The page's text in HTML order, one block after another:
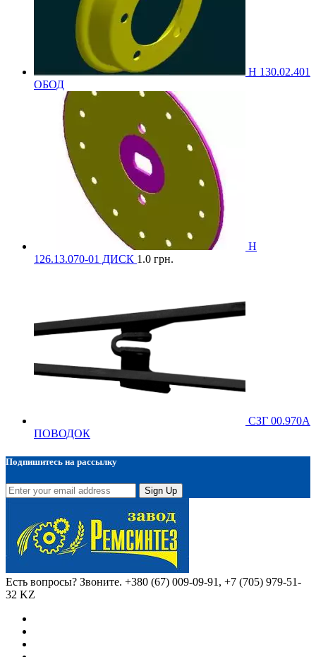
Н 130.02.401
ОБОД
Н
126.13.070-01 ДИСК 1.0 грн.
СЗГ 00.970А
ПОВОДОК
Подпишитесь на рассылку
Sign Up
Есть вопросы? Звоните. +380 (67) 009-09-91, +7 (705) 979-51-
32 KZ